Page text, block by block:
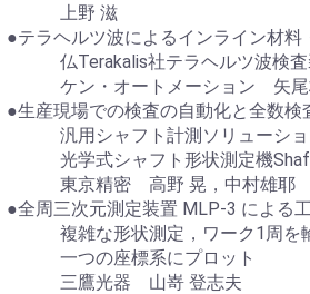
上野 滋
●テラヘルツ波によるインライン材料
仏Terakalis社テラヘルツ波検査
ケン・オートメーション 矢尾
●生産現場での検査の自動化と全数検
汎用シャフト計測ソリューショ
光学式シャフト形状測定機
東京精密 高野 晃，中村雄耶
●全周三次元測定装置 MLP-3 による
複雑な形状測定，ワーク1周を輪
一つの座標系にプロット
三鷹光器 山嵜 登志夫